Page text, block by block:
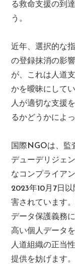
る救命支援の到
う。
近年、選択的な
の登録抹消の影
が、これは人道
かを曖昧にして
人が適切な支援
るかどうかによ
国際NGOは、監
デューデリジェ
なコンプライア
2023年10月7日
害されています
データ保護義務
高い個人データ
人道組織の正当
提供を妨げます。